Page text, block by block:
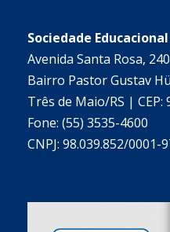
Sociedade
Avenida Santa Rosa,
Bairro Pastor Gustav
Três de Maio/RS | CEP:
Fone: (55) 3535-4600
CNPJ: 98.039.852/0001-